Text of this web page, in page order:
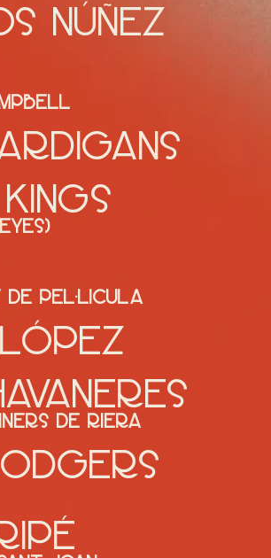
NÚÑEZ
DE PEL·LICULA
DE RIERA